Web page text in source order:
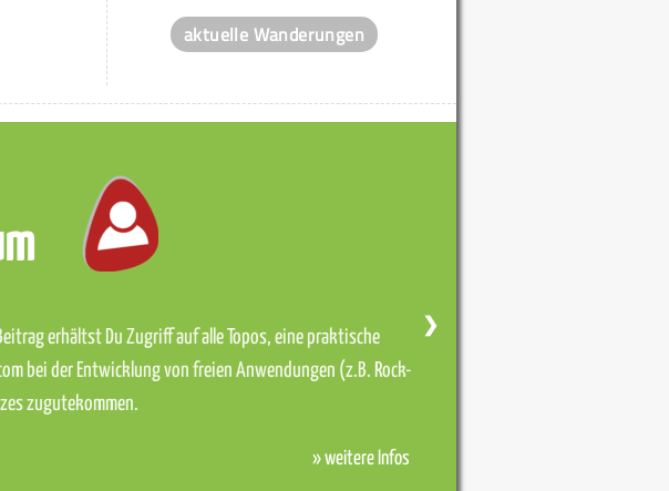
aktuelle Wanderungen
erhältst Du Zugriff auf alle Topos, eine praktische
bei der Entwicklung von freien Anwendungen (z.B. Rock-
zugutekommen.
» weitere Infos
❯